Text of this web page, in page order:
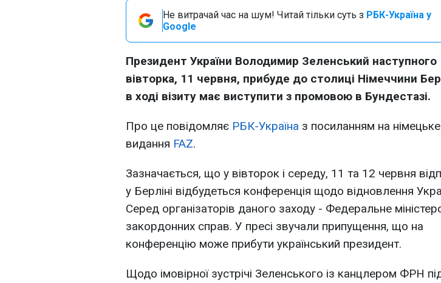
Не витрачай час на шум! Читай тільки суть з РБК-Україна у
Google
Президент України Володимир Зеленський наступного
вівторка, 11 червня, прибуде до столиці Німеччини
в ході візиту має виступити з промовою в Бундестазі.
Про це повідомляє РБК-Україна з посиланням на німецьке
видання FAZ.
Зазначається, що у вівторок і середу, 11 та 12 червня
у Берліні відбудеться конференція щодо відновлення
Серед організаторів даного заходу - Федеральне
закордонних справ. У пресі звучали припущення, що на
конференцію може прибути український президент.
Щодо імовірної зустрічі Зеленського із канцлером ФРН